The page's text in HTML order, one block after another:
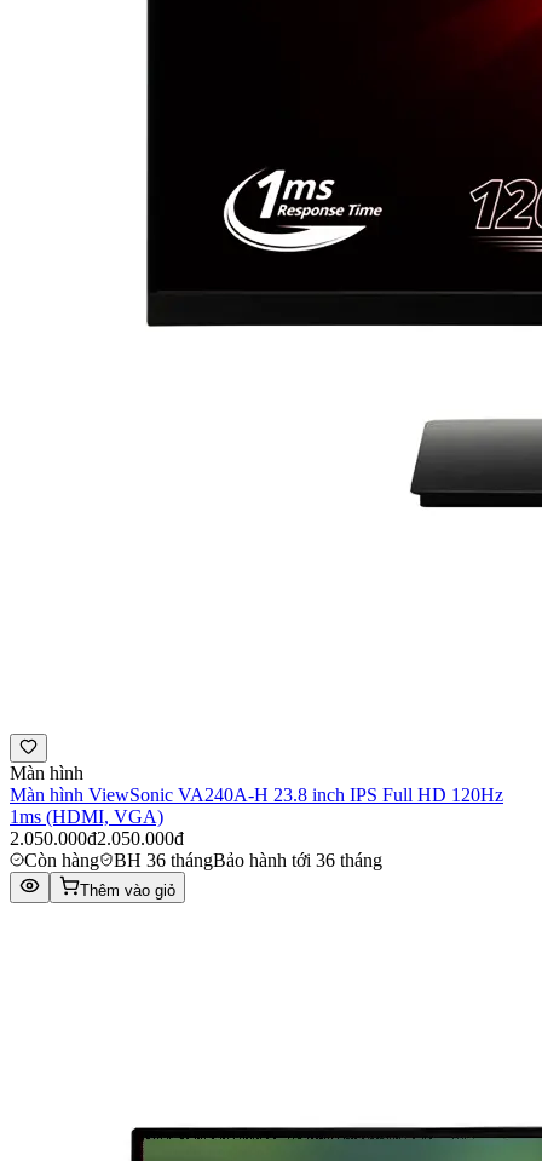
Màn hình
Màn hình ViewSonic VA240A-H 23.8 inch IPS Full HD 120Hz
1ms (HDMI, VGA)
2.050.000đ2.050.000đ
Còn hàng
BH 36 thángBảo hành tới 36 tháng
Thêm vào giỏ